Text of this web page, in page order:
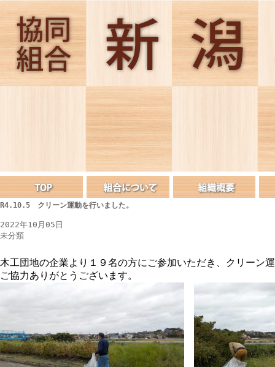
R4.10.5 クリーン運動を行いました。
2022年10月05日
未分類
木工団地の企業より１９名の方にご参加いただき、クリーン
ご協力ありがとうございます。